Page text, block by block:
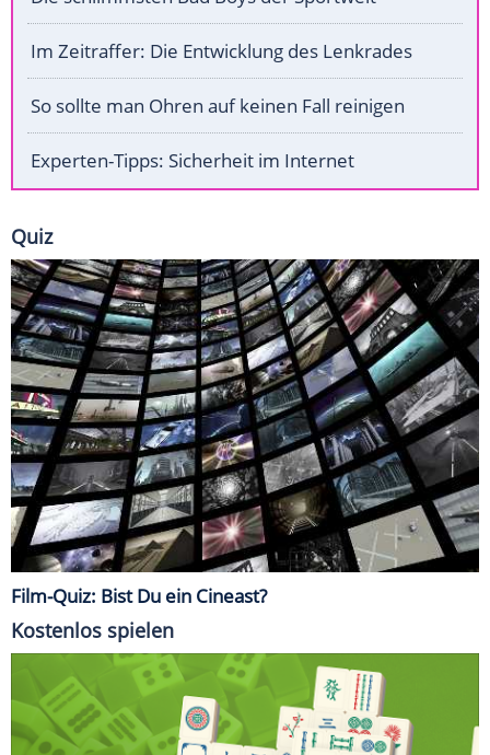
Im Zeitraffer: Die Entwicklung des Lenkrades
So sollte man Ohren auf keinen Fall reinigen
Experten-Tipps: Sicherheit im Internet
Quiz
Film-Quiz: Bist Du ein Cineast?
Kostenlos spielen